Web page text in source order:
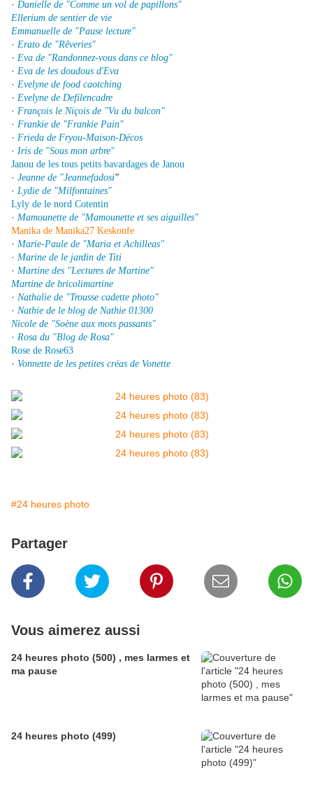
· Danielle de "Comme un vol de papillons"
Ellerium de sentier de vie
Emmanuelle de "Pause lecture"
· Erato de "Rêveries"
· Eva de "Randonnez-vous dans ce blog"
· Eva de les doudous d'Eva
· Evelyne de food caotching
· Evelyne de Defilencadre
· François le Niçois de "Vu du balcon"
· Frankie de "Frankie Pain"
· Frieda de Fryou-Maison-Décos
· Iris de "Sous mon arbre"
Janou de les tous petits bavardages de Janou
· Jeanne de "Jeannefadosi"
· Lydie de "Milfontaines"
Lyly de le nord Cotentin
· Mamounette de "Mamounette et ses aiguilles"
Manika de Manika27 Keskonfe
· Marie-Paule de "Maria et Achilleas"
· Marine de le jardin de Titi
· Martine des "Lectures de Martine"
Martine de bricolimartine
· Nathalie de "Trousse cadette photo"
· Nathie de le blog de Nathie 01300
Nicole de "Soène aux mots passants"
· Rosa du "Blog de Rosa"
Rose de Rose63
· Vonnette de les petites créas de Vonette
#24 heures photo
Partager
Vous aimerez aussi
24 heures photo (500) , mes larmes et
ma pause
24 heures photo (499)